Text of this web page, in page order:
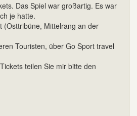
Das Spiel war großartig. Es war
je hatte.
(Osttribüne, Mittelrang an der
Touristen, über Go Sport travel
teilen Sie mir bitte den